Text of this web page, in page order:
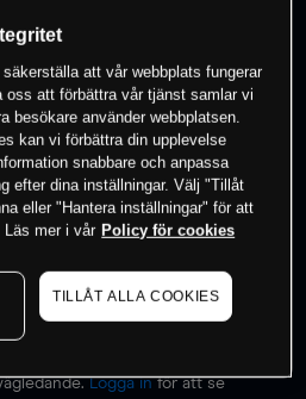
har en position i detta
handla
Logga inför att se
att vår webbplats fungerar
oss att förbättra vår tjänst samlar vi
besökare använder webbplatsen.
kan vi förbättra din upplevelse
snabbare och anpassa
efter dina inställningar. Välj "Tillåt
eller "Hantera inställningar" för att
Läs mer i vår Policy för cookies
TILLÅT ALLA COOKIES